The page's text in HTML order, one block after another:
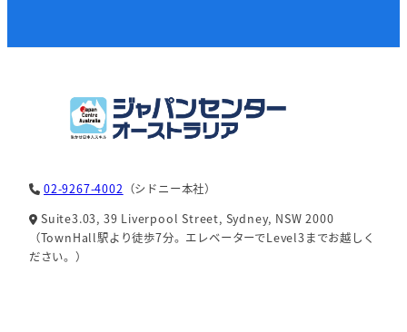
02-9267-4002 （シドニー本社）
Suite3.03, 39 Liverpool Street, Sydney, NSW 2000
（TownHall駅より徒歩7分。エレベーターでLevel3までお越しく
ださい。）